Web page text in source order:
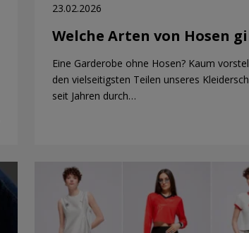
23.02.2026
Welche Arten von Hosen
Eine Garderobe ohne Hosen? Kaum
den vielseitigsten Teilen unseres
seit Jahren durch…